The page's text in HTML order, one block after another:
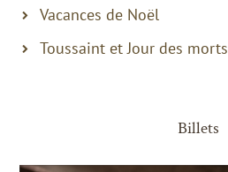
Vacances de Noël
Toussaint et Jour des morts
Billets